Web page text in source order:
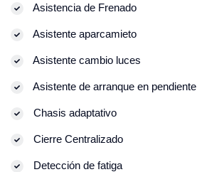
Asistencia de Frenado
Asistente aparcamieto
Asistente cambio luces
Asistente de arranque en pendiente
Chasis adaptativo
Cierre Centralizado
Detección de fatiga